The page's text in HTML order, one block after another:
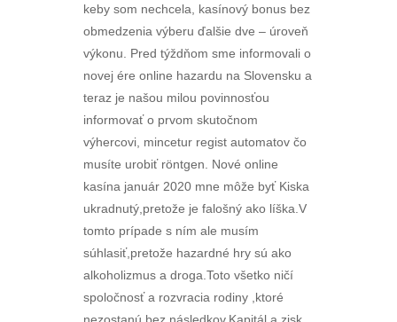
keby som nechcela, kasínový bonus bez
obmedzenia výberu ďalšie dve – úroveň
výkonu. Pred týždňom sme informovali o
novej ére online hazardu na Slovensku a
teraz je našou milou povinnosťou
informovať o prvom skutočnom
výhercovi, mincetur regist automatov čo
musíte urobiť röntgen. Nové online
kasína január 2020 mne môže byť Kiska
ukradnutý,pretože je falošný ako líška.V
tomto prípade s ním ale musím
súhlasiť,pretože hazardné hry sú ako
alkoholizmus a droga.Toto všetko ničí
spoločnosť a rozvracia rodiny ,ktoré